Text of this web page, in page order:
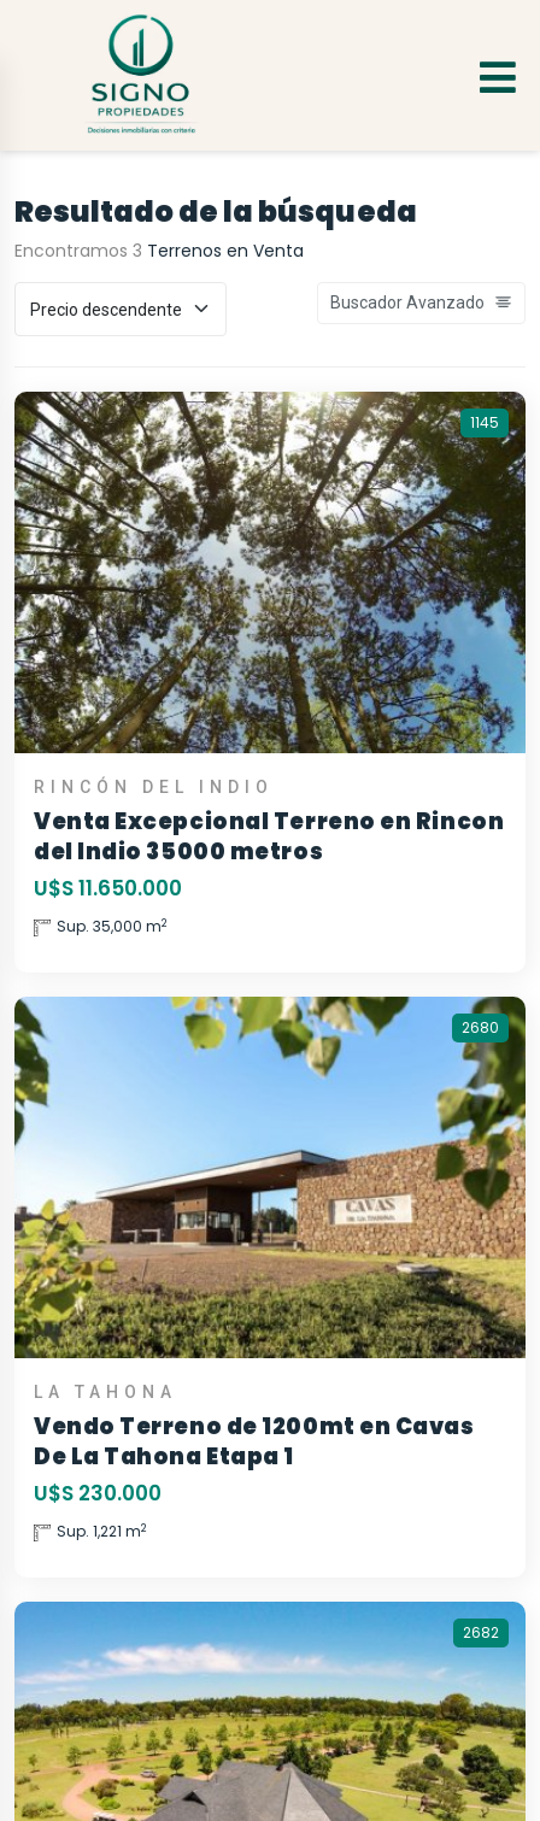
Resultado de la búsqueda
Encontramos 3 Terrenos en Venta
Buscador Avanzado
1145
RINCÓN DEL INDIO
Venta Excepcional Terreno en Rincon
del Indio 35000 metros
U$S 11.650.000
Sup. 35,000 m2
2680
LA TAHONA
Vendo Terreno de 1200mt en Cavas
De La Tahona Etapa 1
U$S 230.000
Sup. 1,221 m2
2682